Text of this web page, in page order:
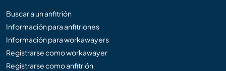
Buscar a un anfitrión
Información para anfitriones
Información para workawayers
Registrarse como workawayer
Registrarse como anfitrión